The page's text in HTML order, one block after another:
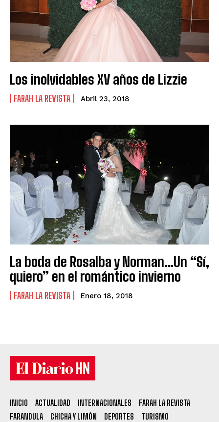
Los inolvidables XV años de Lizzie
FARAH LA REVISTA Abril 23, 2018
La boda de Rosalba y Norman…Un “Sí,
quiero” en el romántico invierno
FARAH LA REVISTA Enero 18, 2018
INICIO ACTUALIDAD INTERNACIONALES
FARAH LA REVISTA
FARANDULA
CHICHA Y LIMÓN DEPORTES TURISMO